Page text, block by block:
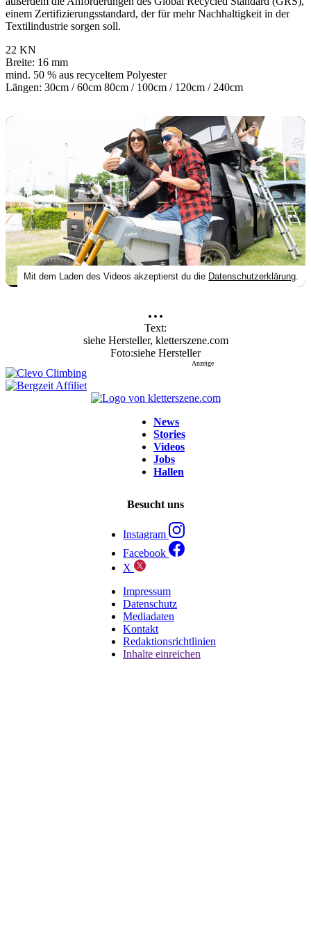
einem Zertifizierungsstandard, der für mehr Nachhaltigkeit in der
Textilindustrie sorgen soll.
22 KN
Breite: 16 mm
mind. 50 % aus recyceltem Polyester
Längen: 30cm / 60cm 80cm / 100cm / 120cm / 240cm
Mit dem Laden des Videos akzeptierst du die Datenschutzerklärung
Text
siehe Hersteller, kletterszene.com
Foto siehe Hersteller
Anzeige
News
Stories
Videos
Jobs
Hallen
Besucht uns
Instagram
Facebook
X
Impressum
Datenschutz
Mediadaten
Kontakt
Redaktionsrichtlinien
Inhalte einreichen